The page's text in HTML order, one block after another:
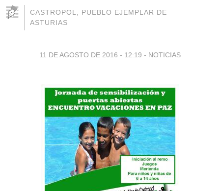
CASTROPOL, PUEBLO EJEMPLAR DE
ASTURIAS
11 DE AGOSTO DE 2016 - 12:19 - NOTICIAS